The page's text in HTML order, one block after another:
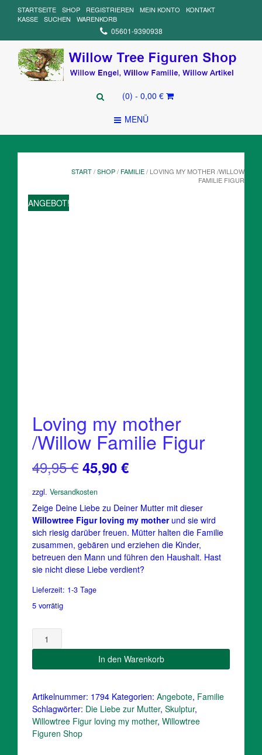
STARTSEITE SHOP REGISTRIEREN MEIN KONTO
KONTAKT
KASSE
SUCHEN WARENKORB
05601-9390938
(0) - 0,00 €
MENÜ
START/SHOP/ FAMILIE/ LOVING MY MOTHER /WILLOW
FAMILIE FIGUR
ANGEBOT!
Loving my mother
/Willow Familie Figur
49,95€ Ursprünglicher
Preis
war:
49,95 €
45,90 €Aktueller
ist:
45,90 €.
zzgl. Versandkosten
Zeige Deine Liebe zu Deiner Mutter mit dieser
Willowtree Figur loving my motherund sie wird
sich riesig darüber freuen. Mütter halten die Familie
zusammen, gebären und erziehen die Kinder,
betreuen den Mann und führen den Haushalt. Hast
sie nicht diese Liebe verdient?
Lieferzeit: 1-3 Tage
5 vorrätig
Loving
my
/Willow
Figur
Menge
In den Warenkorb
Artikelnummer: 1794 Kategorien: Angebote, Familie
Schlagwörter: Die Liebe zur Mutter, Skulptur,
Willowtree Figur loving my mother, Willowtree
Figuren Shop